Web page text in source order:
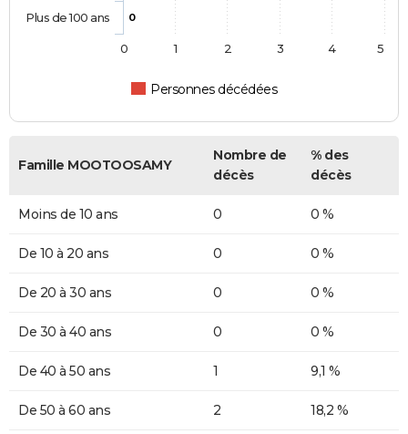
0
Personnes décédées
Plus de 100 ans
0 1 2 3 4 5
Famille MOOTOOSAMY
Nombre de
décès
% des
décès
Moins de 10 ans 0 0 %
De 10 à 20 ans 0 0 %
De 20 à 30 ans 0 0 %
De 30 à 40 ans 0 0 %
De 40 à 50 ans 1 9,1 %
De 50 à 60 ans 2 18,2 %